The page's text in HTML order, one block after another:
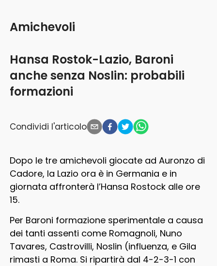
Hansa Rostok-Lazio, Baroni
anche senza Noslin: probabili
formazioni
Amichevoli
Condividi l'articolo
Dopo le tre amichevoli giocate ad Auronzo di
Cadore, la Lazio ora è in Germania e in
giornata affronterà l’Hansa Rostock alle ore
15.
Per Baroni formazione sperimentale a causa
dei tanti assenti come Romagnoli, Nuno
Tavares, Castrovilli, Noslin (influenza, e Gila
rimasti a Roma. Si ripartirà dal 4-2-3-1 con